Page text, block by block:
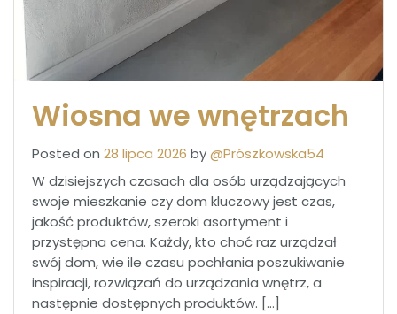
Wiosna we wnętrzach
Posted on 28 lipca 2026 by@Prószkowska54
W dzisiejszych czasach dla osób urządzających
swoje mieszkanie czy dom kluczowy jest czas,
jakość produktów, szeroki asortyment i
przystępna cena. Każdy, kto choć raz urządzał
swój dom, wie ile czasu pochłania poszukiwanie
inspiracji, rozwiązań do urządzania wnętrz, a
następnie dostępnych produktów. […]